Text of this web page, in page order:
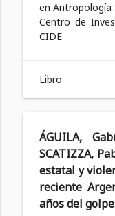
en Antropología
Centro de
CIDE
Libro
ÁGUILA,
SCATIZZA,
estatal y
reciente
años del